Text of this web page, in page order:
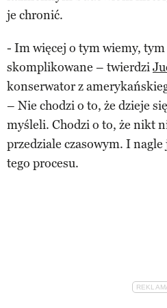
je chronić.
- Im więcej o tym wiemy,
skomplikowane – twierdzi
konserwator z
– Nie chodzi o to, że dzieje
myśleli. Chodzi o to, że nikt
przedziale czasowym. I
tego procesu.